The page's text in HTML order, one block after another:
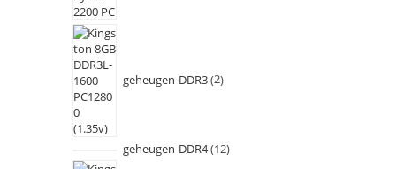
geheugen-DDR3 2
geheugen-DDR4 12